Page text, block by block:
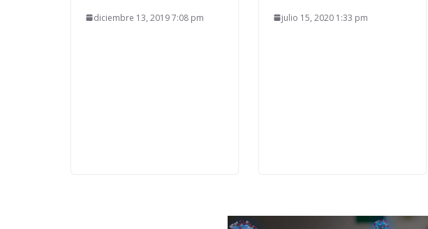
diciembre 13, 2019 7:08 pm julio 15, 2020 1:33 pm